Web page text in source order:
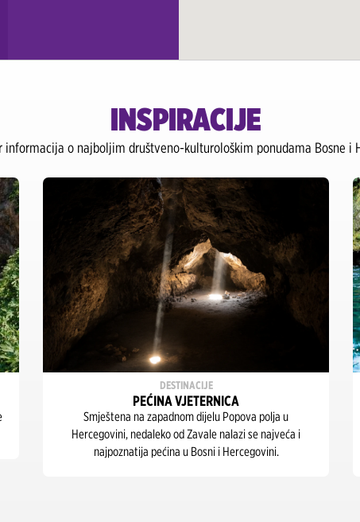
INSPIRACIJE
informacija o najboljim društveno-kulturološkim ponudama Bosne i
DESTINACIJE
PEĆINA VJETERNICA
Smještena na zapadnom dijelu Popova polja u
Hercegovini, nedaleko od Zavale nalazi se najveća i
najpoznatija pećina u Bosni i Hercegovini.